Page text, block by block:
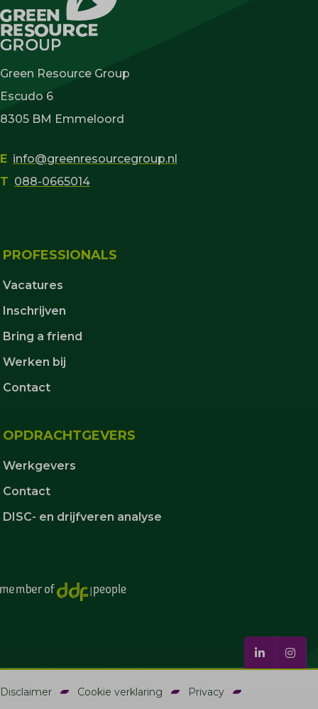
Green Resource Group
Escudo 6
8305 BM Emmeloord
E info@greenresourcegroup.nl
T 088-0665014
PROFESSIONALS
Vacatures
Inschrijven
Bring a friend
Werken bij
Contact
OPDRACHTGEVERS
Werkgevers
Contact
DISC- en drijfveren analyse
Disclaimer Cookie verklaring
Privacy